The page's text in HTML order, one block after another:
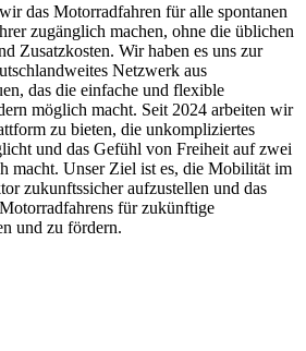
das Motorradfahren für alle spontanen
zugänglich machen, ohne die üblichen
Zusatzkosten. Wir haben es uns zur
Netzwerk aus
das die einfache und flexible
möglich macht. Seit 2024 arbeiten wir
zu bieten, die unkompliziertes
und das Gefühl von Freiheit auf zwei
macht. Unser Ziel ist es, die Mobilität im
zukunftssicher aufzustellen und das
für zukünftige
und zu fördern.